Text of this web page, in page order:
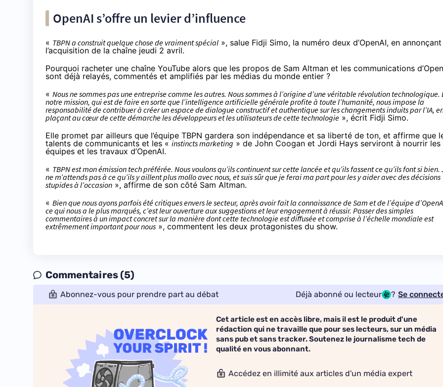
OpenAI s’offre un levier d’influence
« TBPN a construit quelque chose de vraiment spécial », salue Fidji Simo, la numéro deux d’OpenAI, en annonçant
l’acquisition de la chaîne jeudi 2 avril.
Pourquoi racheter une chaîne YouTube alors que les propos de Sam Altman et les communications
sont déjà relayés, commentés et amplifiés par les médias du monde entier ?
« Nous ne sommes pas une entreprise comme les autres. Nous sommes à l’origine d’une véritable révolution technologique.
notre mission, qui est de faire en sorte que l’intelligence artificielle générale profite à toute l’humanité, nous impose la
responsabilité de contribuer à créer un espace de dialogue constructif et authentique sur les changements induits par l’IA,
plaçant au cœur de cette démarche les développeurs et les utilisateurs de cette technologie », écrit Fidji Simo.
Elle promet par ailleurs que l’équipe TBPN gardera son indépendance et sa liberté de ton, et affirme que
talents de communicants et les «instincts marketing » de John Coogan et Jordi Hays serviront à nourrir les
équipes et les travaux d’OpenAI.
« TBPN est mon émission tech préférée. Nous voulons qu’ils continuent sur cette lancée et qu’ils fassent ce qu’ils font si bien.
ne m’attends pas à ce qu’ils y aillent plus mollo avec nous, et suis sûr que je ferai ma part pour les y aider avec des décisions
stupides à l’occasion », affirme de son côté Sam Altman.
« Bien que nous ayons parfois été critiques envers le secteur, après avoir fait la connaissance de Sam et de l’équipe
ce qui nous a le plus marqués, c’est leur ouverture aux suggestions et leur engagement à réussir. Passer des simples
commentaires à un impact concret sur la manière dont cette technologie est diffusée et comprise à l’échelle mondiale est
extrêmement important pour nous », commentent les deux protagonistes du show.
Commentaires (5)
Abonnez-vous pour prendre part au débat Déjà abonné ou lecteur ? Se
Cet article est en accès libre, mais il est le produit d'une
rédaction qui ne travaille que pour ses lecteurs, sur un média
sans pub et sans tracker. Soutenez le journalisme tech de
qualité en vous abonnant.
Accédez en illimité aux articles d'un média expert